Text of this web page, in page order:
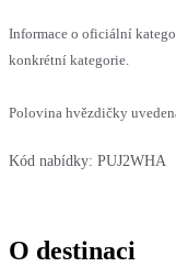
Informace o oficiální
konkrétní kategorie.
Polovina hvězdičky
Kód nabídky: PUJ2WHA
O destinaci